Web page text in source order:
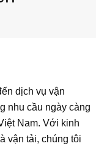
dịch vụ vận
nhu cầu ngày càng
Nam. Với kinh
vận tải, chúng tôi